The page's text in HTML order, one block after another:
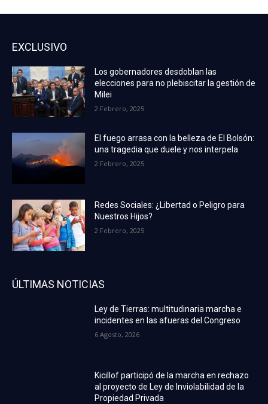
EXCLUSIVO
Los gobernadores desdoblan las
elecciones para no plebiscitar la gestión de
Milei
2 Febrero, 2025
El fuego arrasa con la belleza de El Bolsón:
una tragedia que duele y nos interpela
2 Febrero, 2025
Redes Sociales: ¿Libertad o Peligro para
Nuestros Hijos?
2 Febrero, 2025
ÚLTIMAS NOTICIAS
Ley de Tierras: multitudinaria marcha e
incidentes en las afueras del Congreso
6 Agosto, 2026
Kicillof participó de la marcha en rechazo
al proyecto de Ley de Inviolabilidad de la
Propiedad Privada